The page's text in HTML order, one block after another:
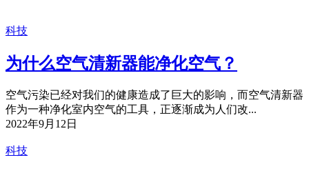
科技
为什么空气清新器能净化空气？
空气污染已经对我们的健康造成了巨大的影响，而空气清新器
作为一种净化室内空气的工具，正逐渐成为人们改...
2022年9月12日
科技